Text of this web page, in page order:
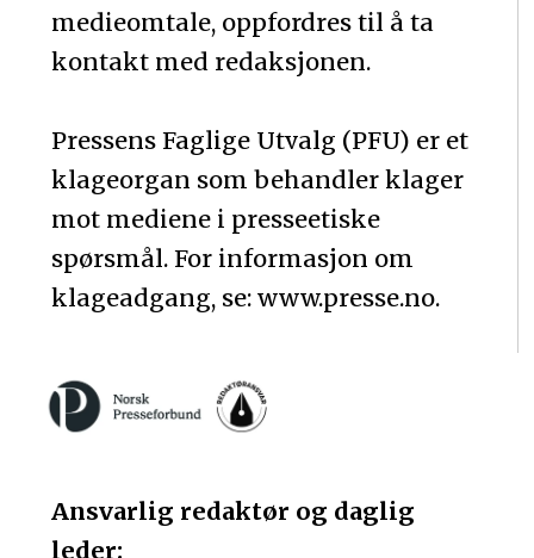
medieomtale, oppfordres til å ta
kontakt med redaksjonen.
Pressens Faglige Utvalg (PFU) er et
klageorgan som behandler klager
mot mediene i presseetiske
spørsmål. For informasjon om
klageadgang, se: www.presse.no.
Ansvarlig redaktør og daglig
leder: